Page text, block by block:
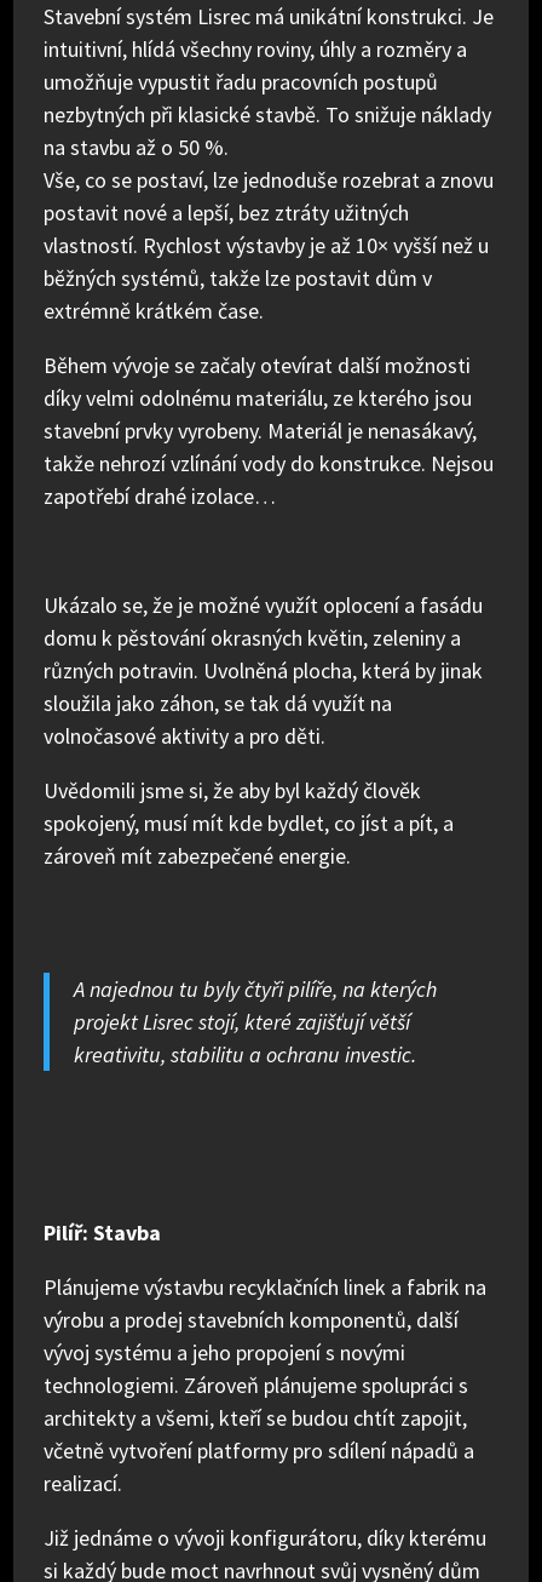
Stavební systém Lisrec má unikátní konstrukci. Je
intuitivní, hlídá všechny roviny, úhly a rozměry a
umožňuje vypustit řadu pracovních postupů
nezbytných při klasické stavbě. To snižuje náklady
na stavbu až o 50 %.
Vše, co se postaví, lze jednoduše rozebrat a znovu
postavit nové a lepší, bez ztráty užitných
vlastností. Rychlost výstavby je až 10× vyšší než u
běžných systémů, takže lze postavit dům v
extrémně krátkém čase.
Během vývoje se začaly otevírat další možnosti
díky velmi odolnému materiálu, ze kterého jsou
stavební prvky vyrobeny. Materiál je nenasákavý,
takže nehrozí vzlínání vody do konstrukce. Nejsou
zapotřebí drahé izolace…
Ukázalo se, že je možné využít oplocení a fasádu
domu k pěstování okrasných květin, zeleniny a
různých potravin. Uvolněná plocha, která by jinak
sloužila jako záhon, se tak dá využít na
volnočasové aktivity a pro děti.
Uvědomili jsme si, že aby byl každý člověk
spokojený, musí mít kde bydlet, co jíst a pít, a
zároveň mít zabezpečené energie.
A najednou tu byly čtyři pilíře, na kterých
projekt Lisrec stojí, které zajišťují větší
kreativitu, stabilitu a ochranu investic.
Pilíř: Stavba
Plánujeme výstavbu recyklačních linek a fabrik na
výrobu a prodej stavebních komponentů, další
vývoj systému a jeho propojení s novými
technologiemi. Zároveň plánujeme spolupráci s
architekty a všemi, kteří se budou chtít zapojit,
včetně vytvoření platformy pro sdílení nápadů a
realizací.
Již jednáme o vývoji konfigurátoru, díky kterému
si každý bude moct navrhnout svůj vysněný dům